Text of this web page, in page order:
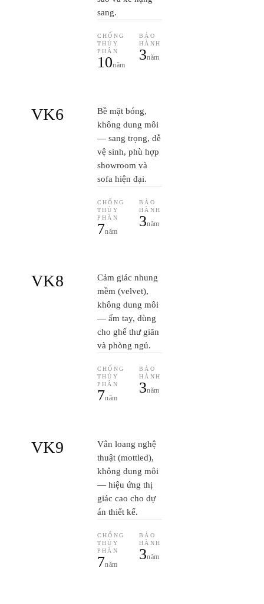
sang.
CHỐNG
THỦY
PHÂN
10năm
BẢO
HÀNH
3năm
VK6
Bề mặt bóng,
không dung môi
— sang trọng, dễ
vệ sinh, phù hợp
showroom và
sofa hiện đại.
CHỐNG
THỦY
PHÂN
7năm
BẢO
HÀNH
3năm
VK8
Cảm giác nhung
mềm (velvet),
không dung môi
— ấm tay, dùng
cho ghế thư giãn
và phòng ngủ.
CHỐNG
THỦY
PHÂN
7năm
BẢO
HÀNH
3năm
VK9
Vân loang nghệ
thuật (mottled),
không dung môi
— hiệu ứng thị
giác cao cho dự
án thiết kế.
CHỐNG
THỦY
PHÂN
7năm
BẢO
HÀNH
3năm